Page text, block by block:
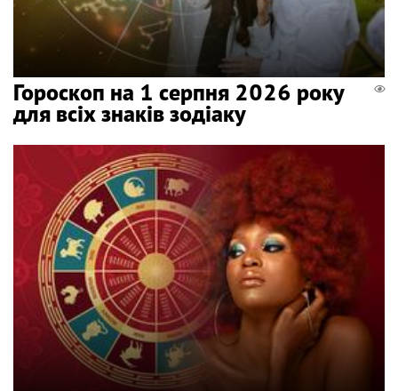
Гороскоп на 1 серпня 2026 року
для всіх знаків зодіаку